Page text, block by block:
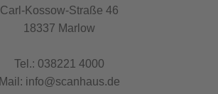
Carl-Kossow-Straße 46
18337 Marlow
Tel.: 038221 4000
Mail: info@scanhaus.de